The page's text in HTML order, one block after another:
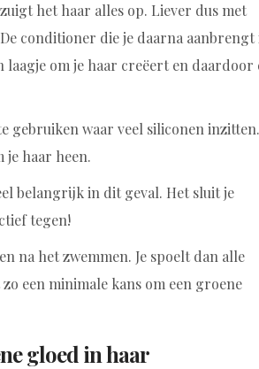
het haar alles op. Liever dus met
conditioner die je daarna aanbrengt
om je haar creëert en daardoor
gebruiken waar veel siliconen
je haar heen.
belangrijk in dit geval. Het sluit je
tegen!
na het zwemmen. Je spoelt dan alle
een minimale kans om een groene
gloed in haar